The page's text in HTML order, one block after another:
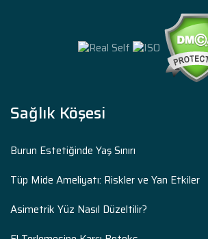
Sağlık Köşesi
Burun Estetiğinde Yaş Sınırı
Tüp Mide Ameliyatı: Riskler ve Yan Etkiler
Asimetrik Yüz Nasıl Düzeltilir?